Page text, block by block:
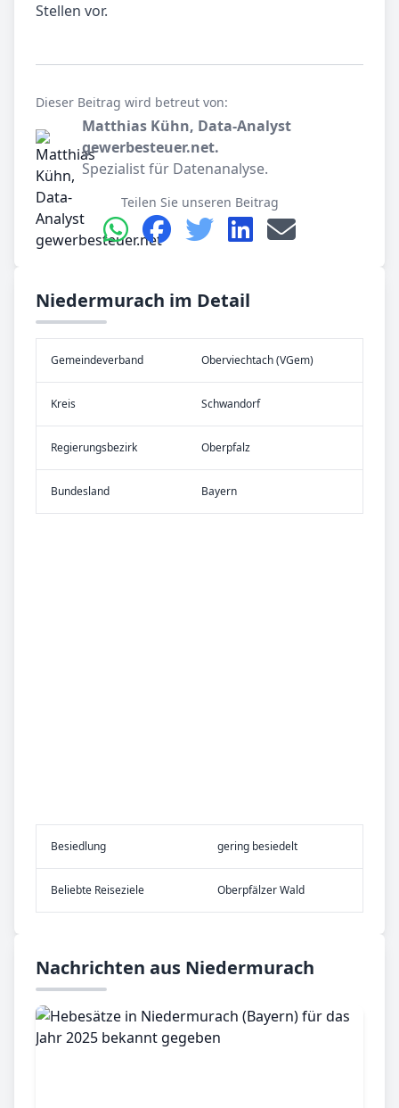
Stellen vor.
Dieser Beitrag wird betreut von:
Matthias Kühn, Data-Analyst
gewerbesteuer.net.
Spezialist für Datenanalyse.
Teilen Sie unseren Beitrag
Niedermurach im Detail
Gemeinde­verband Oberviechtach (VGem)
Kreis Schwandorf
Re­gier­ungs­bezirk Oberpfalz
Bundes­land Bayern
Be­sied­lung gering besiedelt
Be­lieb­te Rei­se­zie­le Oberpfälzer Wald
Nachrichten aus Niedermurach